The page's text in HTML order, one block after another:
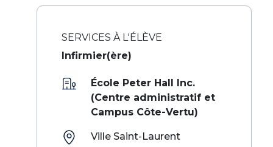
SERVICES À L'ÉLÈVE
Infirmier(ère)
École Peter Hall Inc.
(Centre administratif et
Campus Côte-Vertu)
Ville Saint-Laurent